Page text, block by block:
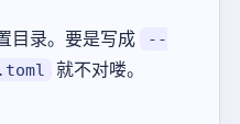
目录。要是写成
--
就不对喽。